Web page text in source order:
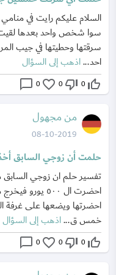
السلام عليكم رايت في
سوا شخص واحد بعدها
سرقتها وحطيتها في جيب
احد...اذهب إلى السؤال
thumb_up_off_alt
0
thumb_down_off_alt
0
favorite_border
0
chat_bubble_outline
من مجهول
08-10-2019
حلمت أن زوجي السابق
تفسير حلم ان زوجي
احضرت ال ٥٠٠
احضرتها ويضعها على
خمس ق...اذهب إلى السؤال
thumb_up_off_alt
0
thumb_down_off_alt
0
favorite_border
0
chat_bubble_outline